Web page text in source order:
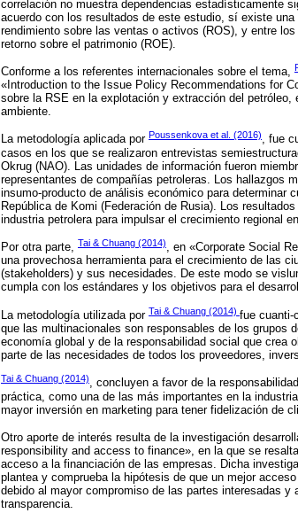
correlación no muestra dependencias estadísticamente
acuerdo con los resultados de este estudio, sí existe
rendimiento sobre las ventas o activos (ROS), y entre
retorno sobre el patrimonio (ROE).
Conforme a los referentes internacionales sobre el tema,
«Introduction to the Issue Policy Recommendations for
sobre la RSE en la explotación y extracción del
ambiente.
La metodología aplicada por Poussenkova et al. (2016), fue
casos en los que se realizaron entrevistas
Okrug (NAO). Las unidades de información fueron
representantes de compañías petroleras. Los hallazgos
insumo-producto de análisis económico para determinar
República de Komi (Federación de Rusia). Los
industria petrolera para impulsar el crecimiento regional
Por otra parte, Tai & Chuang (2014), en «Corporate Social
una provechosa herramienta para el crecimiento de las
(stakeholders) y sus necesidades. De este modo se
cumpla con los estándares y los objetivos para el
La metodología utilizada por Tai & Chuang (2014) fue cuanti-
que las multinacionales son responsables de los grupos
economía global y de la responsabilidad social que crea
parte de las necesidades de todos los proveedores,
Tai & Chuang (2014), concluyen a favor de la
práctica, como una de las más importantes en la
mayor inversión en marketing para tener fidelización de
Otro aporte de interés resulta de la investigación
responsibility and access to finance», en la que se
acceso a la financiación de las empresas. Dicha
plantea y comprueba la hipótesis de que un mejor
debido al mayor compromiso de las partes interesadas
transparencia.